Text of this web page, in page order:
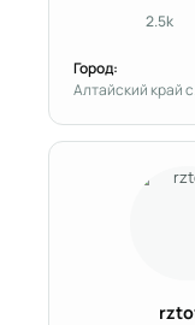
2.5k
Город:
Алтайский край